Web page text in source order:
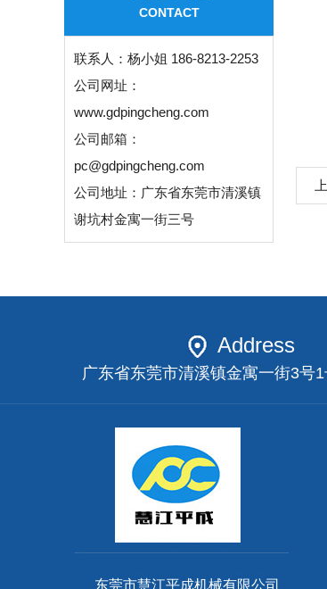
CONTACT
联系人： 杨小姐 186-8213-2253
公司网址：
www.gdpingcheng.com
公司邮箱：
pc@gdpingcheng.com
公司地址：广东省东莞市清溪镇
谢坑村金寓一街三号
Address
广东省东莞市清溪镇金寓一街3号
东莞市慧江平成机械有限公司